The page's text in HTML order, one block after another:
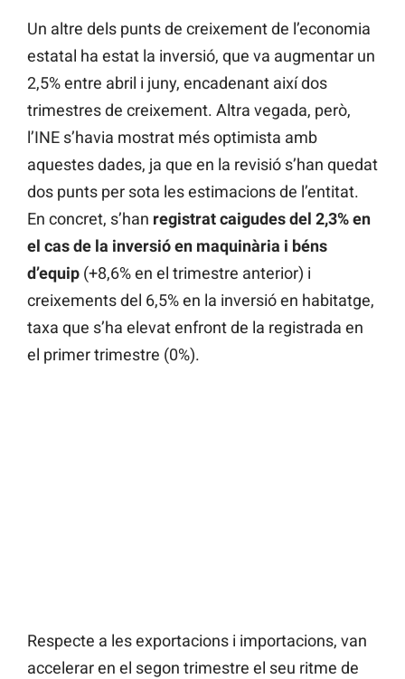
Un altre dels punts de creixement de l’economia
estatal ha estat la inversió, que va augmentar un
2,5% entre abril i juny, encadenant així dos
trimestres de creixement. Altra vegada, però,
l’INE s’havia mostrat més optimista amb
aquestes dades, ja que en la revisió s’han quedat
dos punts per sota les estimacions de l’entitat.
En concret, s’han registrat caigudes del 2,3% en
el cas de la inversió en maquinària i béns
d’equip (+8,6% en el trimestre anterior) i
creixements del 6,5% en la inversió en habitatge,
taxa que s’ha elevat enfront de la registrada en
el primer trimestre (0%).
Respecte a les exportacions i importacions, van
accelerar en el segon trimestre el seu ritme de